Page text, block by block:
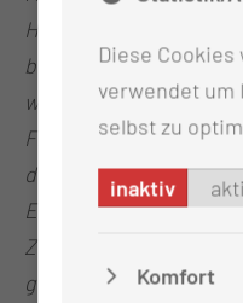
Hürde vor dem
begrüßen, dass die
weiterhin
der von der
Empfehlungen werden
Zusammenarbeit mit
geschaffen, einen in
Diese
verwendet um
selbst zu
inaktiv
Komfort